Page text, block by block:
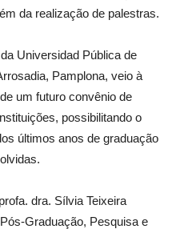
da realização de palestras.
Universidad Pública de
Pamplona, veio à
um futuro convênio de
possibilitando o
últimos anos de graduação
dra. Sílvia Teixeira
Graduação, Pesquisa e